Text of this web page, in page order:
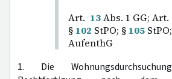
Art. 13Abs. 1 GG; Art.
§ 102 StPO; § 105
AufenthG
1. Die